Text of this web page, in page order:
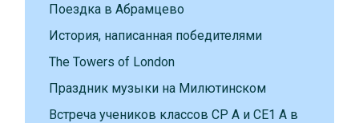
Поездка в Абрамцево
История, написанная победителями
The Towers of London
Праздник музыки на Милютинском
Встреча учеников классов CP A и CE1 A в